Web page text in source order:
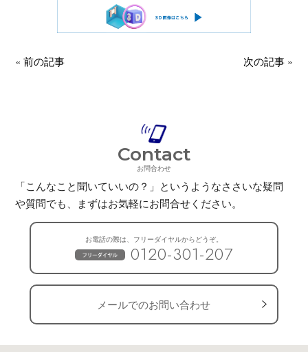
«前の記事 次の記事»
Contact
お問合わせ
「こんなこと聞いていいの？」というようなささいな疑問
や質問でも、
まずはお気軽にお問合せください。
お電話の際は、フリーダイヤルからどうぞ。
0120-301-207
メールでのお問い合わせ